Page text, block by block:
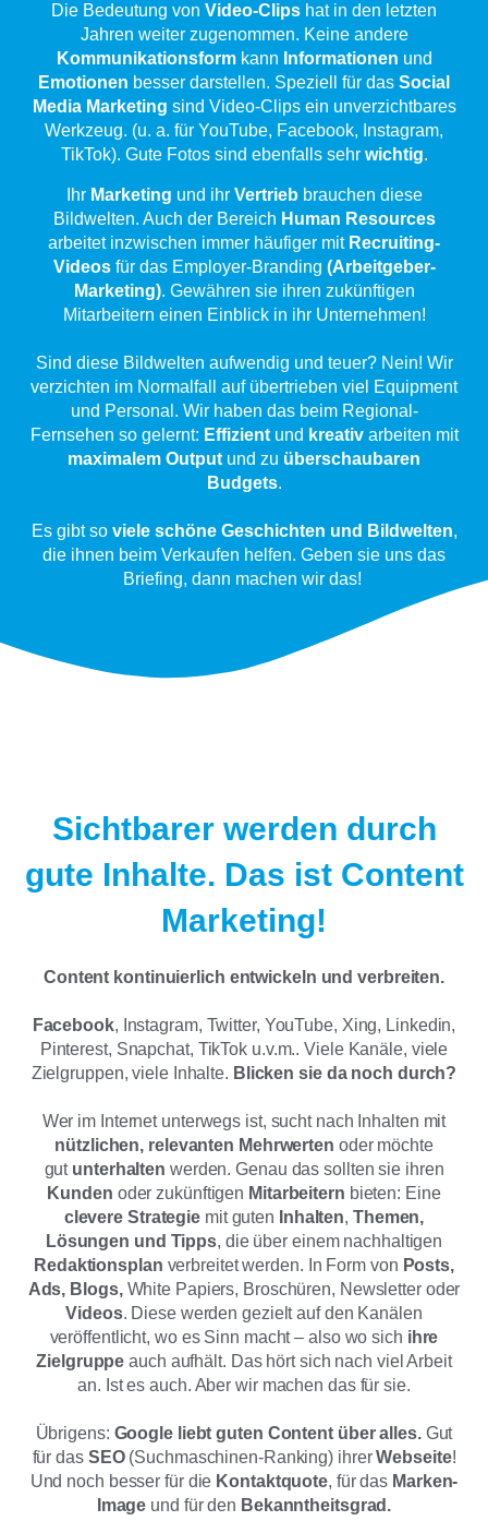
Die Bedeutung von Video-Clips hat in den letzten
Jahren weiter zugenommen. Keine andere
Kommunikationsformkann Informationen und
Emotionen besser darstellen. Speziell für das Social
Media Marketing sind Video-Clips ein unverzichtbares
Werkzeug. (u. a. für YouTube, Facebook, Instagram,
TikTok). Gute Fotos sind ebenfalls sehr wichtig.
Ihr Marketing und ihr Vertriebbrauchen diese
Bildwelten. Auch der Bereich Human Resources
arbeitet inzwischen immer häufiger mit Recruiting-
Videosfür das Employer-Branding (Arbeitgeber-
Marketing). Gewähren sie ihren zukünftigen
Mitarbeitern einen Einblick in ihr Unternehmen!
Sind diese Bildwelten aufwendig und teuer? Nein! Wir
verzichten im Normalfall auf übertrieben viel Equipment
und Personal. Wir haben das beim Regional-
Fernsehen so gelernt: Effizientund kreativarbeiten mit
maximalem Output und zu überschaubaren
Budgets.
Es gibt so viele schöne Geschichten und Bildwelten,
die ihnen beim Verkaufen helfen. Geben sie uns das
Briefing, dann machen wir das!
Sichtbarer werden durch
gute Inhalte. Das ist Content
Marketing!
Content kontinuierlich entwickeln und verbreiten.
Facebook, Instagram, Twitter, YouTube, Xing, Linkedin,
Pinterest, Snapchat, TikTok u.v.m.. Viele Kanäle, viele
Zielgruppen, viele Inhalte. Blicken sie da noch durch?
Wer im Internet unterwegs ist, sucht nach Inhalten mit
nützlichen, relevanten Mehrwerten oder möchte
gut unterhalten werden. Genau das sollten sie ihren
Kunden oder zukünftigen Mitarbeitern bieten: Eine
clevere Strategie mit guten Inhalten, Themen,
Lösungen und Tipps, die über einem nachhaltigen
Redaktionsplan verbreitet werden. In Form von Posts,
Ads, Blogs,White Papiers, Broschüren, Newsletter oder
Videos. Diese werden gezielt auf den Kanälen
veröffentlicht, wo es Sinn macht – also wo sich ihre
Zielgruppe auch aufhält. Das hört sich nach viel Arbeit
an. Ist es auch. Aber wir machen das für sie.
Übrigens: Google liebt guten Content über alles.Gut
für das SEO(Suchmaschinen-Ranking) ihrerWebseite!
Und noch besser für die Kontaktquote, für das Marken-
Image und für den Bekanntheitsgrad.